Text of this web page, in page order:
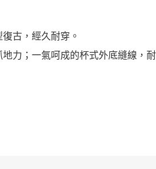
古，經久耐穿。
力；一氣呵成的杯式外底縫線，耐